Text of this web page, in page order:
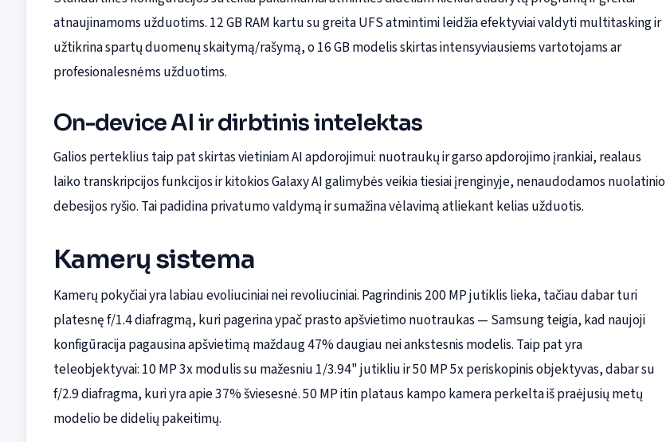
atnaujinamoms užduotims. 12 GB RAM kartu su greita UFS atmintimi leidžia efektyviai valdyti multitasking ir
užtikrina spartų duomenų skaitymą/rašymą, o 16 GB modelis skirtas intensyviausiems vartotojams ar
profesionalesnėms užduotims.
On-device AI ir dirbtinis intelektas
Galios perteklius taip pat skirtas vietiniam AI apdorojimui: nuotraukų ir garso apdorojimo įrankiai, realaus
laiko transkripcijos funkcijos ir kitokios Galaxy AI galimybės veikia tiesiai įrenginyje, nenaudodamos nuolatinio
debesijos ryšio. Tai padidina privatumo valdymą ir sumažina vėlavimą atliekant kelias užduotis.
Kamerų sistema
Kamerų pokyčiai yra labiau evoliuciniai nei revoliuciniai. Pagrindinis 200 MP jutiklis lieka, tačiau dabar turi
platesnę f/1.4 diafragmą, kuri pagerina ypač prasto apšvietimo nuotraukas — Samsung teigia, kad naujoji
konfigūracija pagausina apšvietimą maždaug 47% daugiau nei ankstesnis modelis. Taip pat yra
teleobjektyvai: 10 MP 3x modulis su mažesniu 1/3.94" jutikliu ir 50 MP 5x periskopinis objektyvas, dabar su
f/2.9 diafragma, kuri yra apie 37% šviesesnė. 50 MP itin plataus kampo kamera perkelta iš praėjusių metų
modelio be didelių pakeitimų.